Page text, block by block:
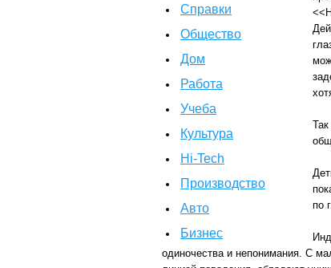
Справки
Общество
Дом
Работа
Учеба
Культура
Hi-Tech
Производство
Авто
Бизнес
по
одиночества и непонимания. С